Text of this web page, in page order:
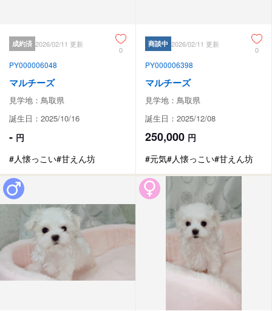
成約済 2026/02/11 更新
0
PY000006048
マルチーズ
見学地：鳥取県
誕生日：2025/10/16
- 円
#人懐っこい#甘えん坊
商談中 2026/02/11 更新
0
PY000006398
マルチーズ
見学地：鳥取県
誕生日：2025/12/08
250,000 円
#元気#人懐っこい#甘えん坊